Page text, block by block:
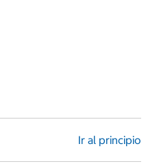
Ir al principio